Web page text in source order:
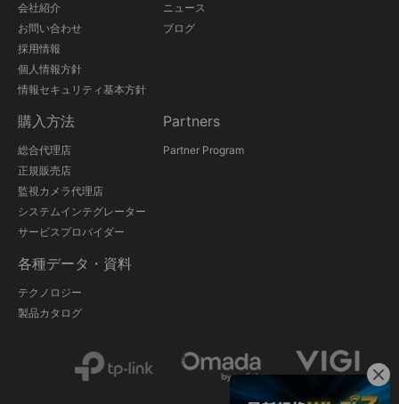
会社紹介
お問い合わせ
採用情報
個人情報方針
情報セキュリティ基本方針
ニュース
ブログ
購入方法
総合代理店
正規販売店
監視カメラ代理店
システムインテグレーター
サービスプロバイダー
Partners
Partner Program
各種データ・資料
テクノロジー
製品カタログ